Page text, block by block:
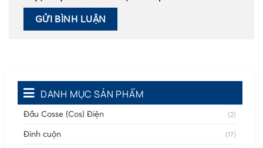
DANH MỤC SẢN PHẨM
Đầu Cosse (Cos) Điện (2)
Đinh cuộn (17)